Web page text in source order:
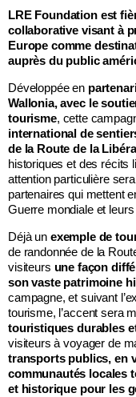
LRE Foundation est
collaborative visant à
Europe comme
auprès du public
Développée en
Wallonia, avec le
tourisme, cette
international de
de la Route de la
historiques et des récits
attention particulière
partenaires qui mettent
Guerre mondiale et
Déjà un exemple de
de randonnée de la
visiteurs une façon
son vaste patrimoine
campagne, et suivant
tourisme, l’accent sera
touristiques durables
visiteurs à voyager de
transports publics, en
communautés locales
et historique pour les